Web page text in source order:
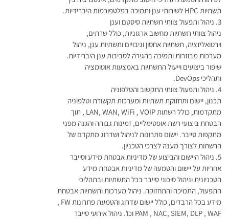
תשתיות HPC לשירותי ענן ותמיכה בפלטפורמות היברידיות.
3. ניהול ותפעול צוותי תשתיות סיסטם וענן
ניהול צוותי תשתיות מחשוב ארגוניות, כולל שרתים,
וירטואליזציה, תשתיות אחסון וגיבויים ותשתיות ענן, ניהול
מערכות מבוזרות ותמיכה בהגירה לסביבות ענן היברידיות.
שיפור ביצועים וייעול התשתיות באמצעות אוטומציה
ותהליכי DevOps.
4. ניהול ותפעול צוותי התקשוב והטלפוניה
תכנון, יישום ותחזוקת תשתיות ומערכות תקשורת וטלפוניה
מתקדמות, כולל רשתות LAN, WAN, WiFi , VOIP , תוך
הבטחת ביצועי רשת אופטימליים, זמינות גבוהה והגנה מפני
מתקפות סייבר. יישום פתרונות לניהול ושדרוג מתקדם של
הרשתות לצורך מענה לצרכי הטכניון.
5. ניהול היישום והביצוע של מדיניות אבטחת מידע וסייבר
אחריות על יישום והטמעה של מדיניות אבטחת מידע
הטכניונית וניהול סיכוני סייבר בכל התשתיות ובתהליכי
התפעול, התמיכה והתחזוקה. ניהול מערכות ותשתיות אבטחת
מידע בכל הרבדים, כולל יישום שדרוג והטמעת פתרונות FW ,
PAM , NAC, SIEM, DLP , WAF וכו'. ניהול אירועי סייבר